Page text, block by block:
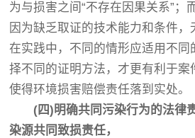
为与损害之间“不存在因果关系”；
因为缺乏取证的技术能力和条件，
在实践中，不同的情形应适用不同
择不同的证明方法，才更有利于案
使得环境损害赔偿责任落到实处。
(四)明确共同污染行为的法律
染源共同致损责任，